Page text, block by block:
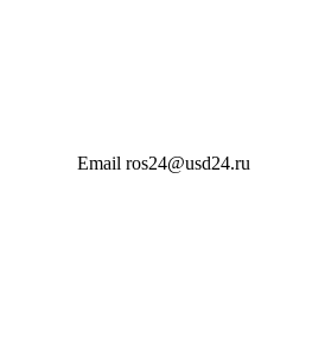
Email ros24@usd24.ru